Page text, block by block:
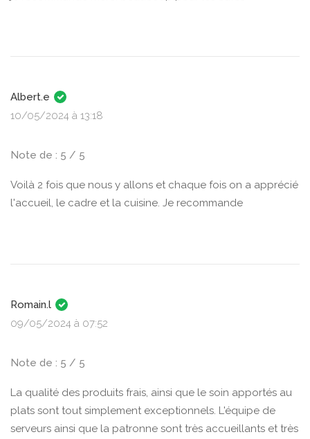
Albert.e
10/05/2024 à 13:18
Note de : 5 / 5
Voilà 2 fois que nous y allons et chaque fois on a apprécié
l'accueil, le cadre et la cuisine. Je recommande
Romain.l
09/05/2024 à 07:52
Note de : 5 / 5
La qualité des produits frais, ainsi que le soin apportés au
plats sont tout simplement exceptionnels. L'équipe de
serveurs ainsi que la patronne sont très accueillants et très